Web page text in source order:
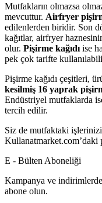
Mutfakların olmazsa
mevcuttur. Airfryer
edilenlerden biridir. Son
kağıtlar, airfryer
olur. Pişirme kağıdı ise
pek çok tarifte
Pişirme kağıdı çeşitleri,
kesilmiş 16 yaprak
Endüstriyel mutfaklarda
tercih edilir.
Siz de mutfaktaki
Kullanatmarket.com’daki
E - Bülten Aboneliği
Kampanya ve
abone olun.